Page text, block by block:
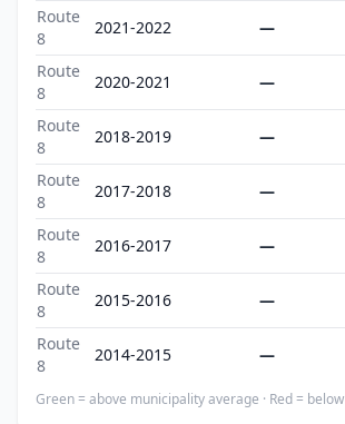
Route
8
2021-2022 —
Route
8
2020-2021 —
Route
8
2018-2019 —
Route
8
2017-2018 —
Route
8
2016-2017 —
Route
8
2015-2016 —
Route
8
2014-2015 —
Green = above municipality average · Red = below